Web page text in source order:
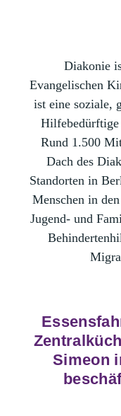
Diakonie
Evangelischen
ist eine soziale,
Rund 1.500
Dach des
Standorten in
Menschen in
Jugend- und
Simeon